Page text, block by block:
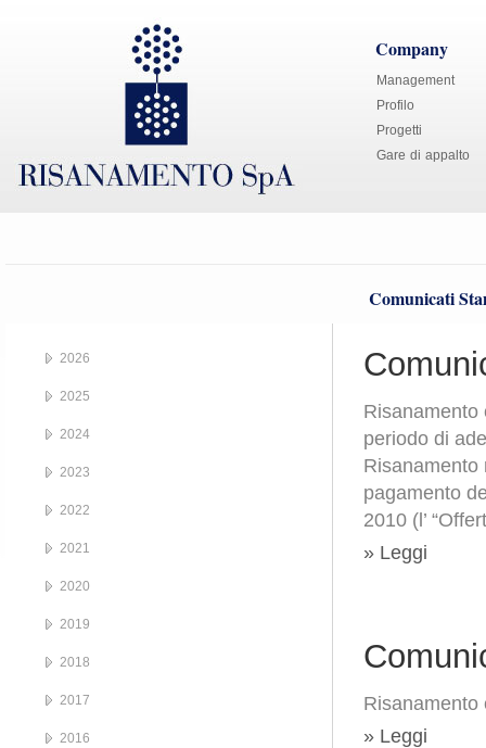
Company
Management
Profilo
Progetti
Gare di appalto
Comunicati
Risanamento
periodo di
Risanamento
pagamento
2010 (l’
» Leggi
Risanamento
» Leggi
2026
2025
2024
2023
2022
2021
2020
2019
2018
2017
2016